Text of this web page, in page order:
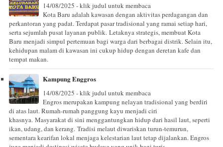
14/08/2025 - klik judul untuk membaca
Kota Baru adalah kawasan dengan aktivitas perdagangan dan
perkantoran yang padat. Terdapat pasar tradisional yang ramai setiap hari,
serta sejumlah pusat layanan publik. Letaknya strategis, membuat Kota
Baru menjadi simpul pertemuan bagi warga dari berbagai distrik. Selain itu,
kehidupan malam di kawasan ini cukup hidup dengan deretan kafe dan
tempat makan.
Kampung Enggros
14/08/2025 - klik judul untuk membaca
Engros merupakan kampung nelayan tradisional yang berdiri
di atas laut. Rumah-rumah panggung kayu menjadi ciri
khasnya. Masyarakat di sini menggantungkan hidup dari hasil laut, seperti
ikan, udang, dan kerang. Tradisi melaut diwariskan turun-temurun,
sementara kearifan lokal menjaga kelestarian laut tetap dijalankan. Engros